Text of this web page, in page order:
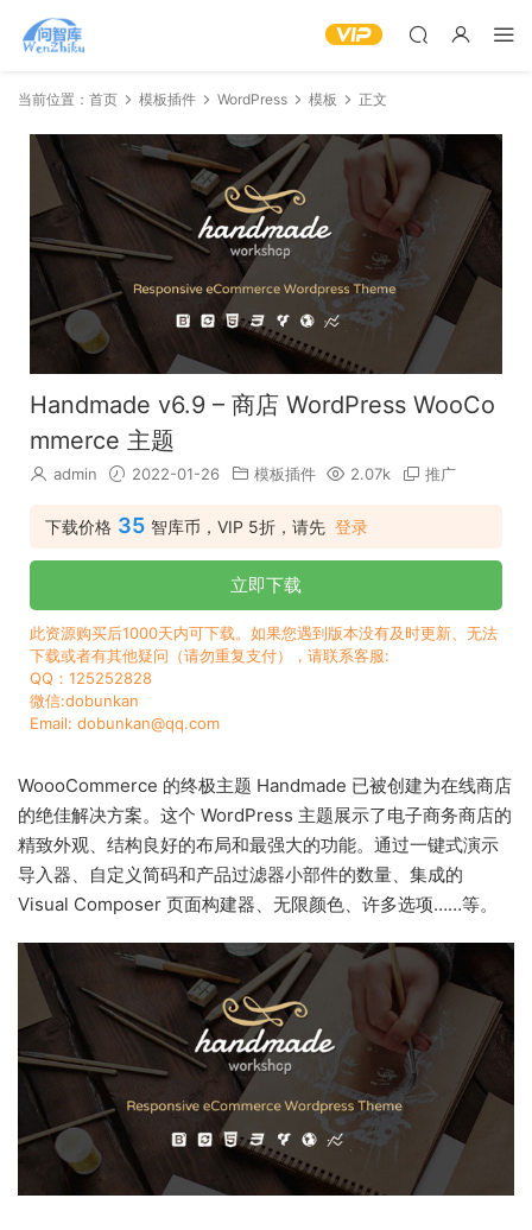
当前位置： 首页 模板插件 WordPress 模板 正文
Handmade v6.9 – 商店 WordPress WooCo
mmerce 主题
admin 2022-01-26 模板插件 2.07k 推广
下载价格 35 智库币，VIP 5折，请先 登录
立即下载
此资源购买后1000天内可下载。如果您遇到版本没有及时更新、无法
下载或者有其他疑问（请勿重复支付），请联系客服:
QQ：125252828
微信:dobunkan
Email: dobunkan@qq.com
WoooCommerce 的终极主题 Handmade 已被创建为在线商店
的绝佳解决方案。这个 WordPress 主题展示了电子商务商店的
精致外观、结构良好的布局和最强大的功能。通过一键式演示
导入器、自定义简码和产品过滤器小部件的数量、集成的
Visual Composer 页面构建器、无限颜色、许多选项……等。